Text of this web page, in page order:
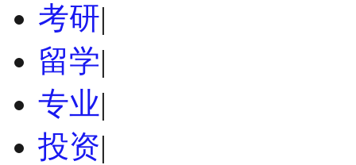
考研|
留学|
专业|
投资|